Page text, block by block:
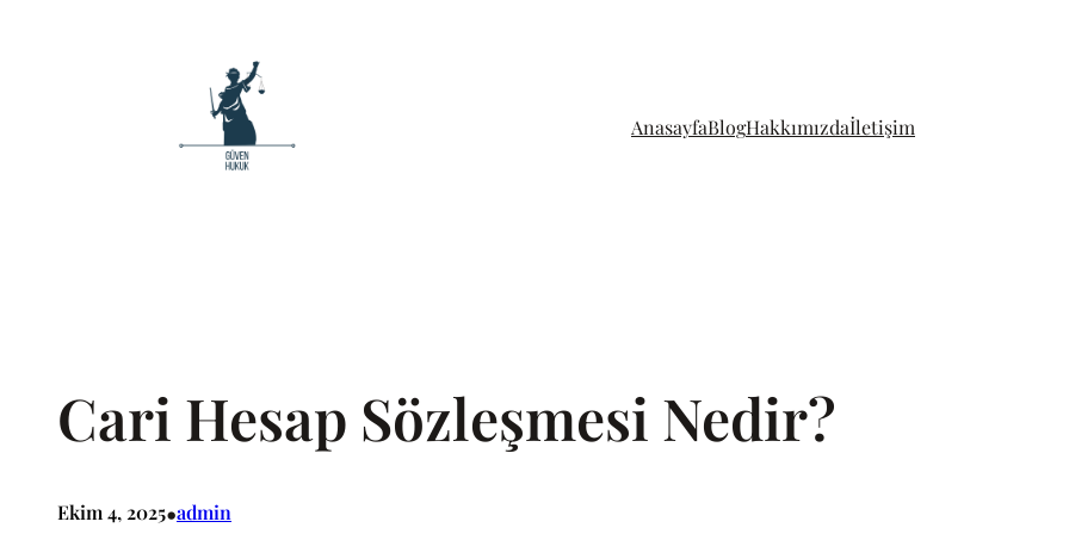
AnasayfaBlogHakkımızdaİletişim
Cari Hesap Sözleşmesi Nedir?
Ekim 4, 2025•admin